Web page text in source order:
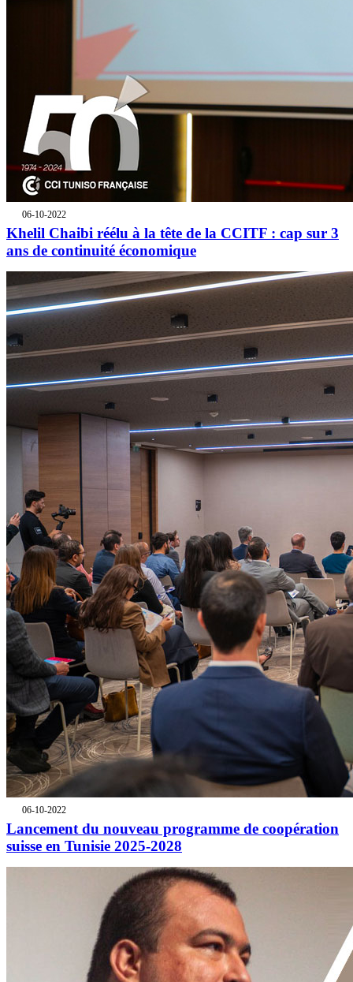
06-10-2022
Khelil Chaibi réélu à la tête de la CCITF : cap sur 3
ans de continuité économique
06-10-2022
Lancement du nouveau programme de coopération
suisse en Tunisie 2025-2028